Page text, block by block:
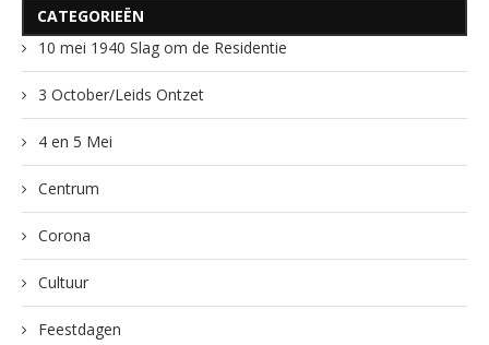
CATEGORIEËN
10 mei 1940 Slag om de Residentie
3 October/Leids Ontzet
4 en 5 Mei
Centrum
Corona
Cultuur
Feestdagen